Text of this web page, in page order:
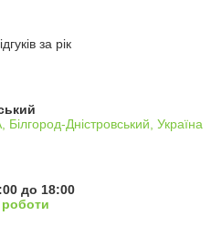
за рік
Дністровський, Україна
до 18:00
роботи